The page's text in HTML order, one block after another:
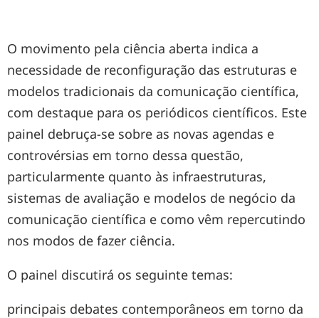
O movimento pela ciência aberta indica a
necessidade de reconfiguração das estruturas e
modelos tradicionais da comunicação científica,
com destaque para os periódicos científicos. Este
painel debruça-se sobre as novas agendas e
controvérsias em torno dessa questão,
particularmente quanto às infraestruturas,
sistemas de avaliação e modelos de negócio da
comunicação científica e como vêm repercutindo
nos modos de fazer ciência.
O painel discutirá os seguinte temas:
principais debates contemporâneos em torno da